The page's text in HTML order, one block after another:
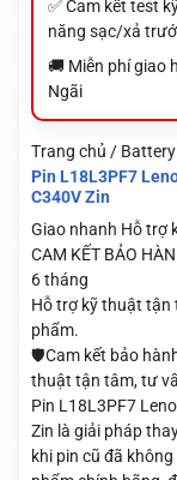
✅ Cam kết test
năng sạc/xả
🚚 Miễn phí giao
Ngãi
Trang chủ / Battery
Pin L18L3PF7
C340V Zin
Giao nhanh Hỗ trợ
CAM KẾT BẢO
6 tháng
Hỗ trợ kỹ thuật tận
phẩm.
🛡️Cam kết bảo
thuật tận tâm, tư
Pin L18L3PF7
Zin là giải pháp
khi pin cũ đã